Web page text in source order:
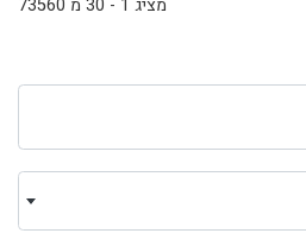
מציג 1 - 30 מ 73560